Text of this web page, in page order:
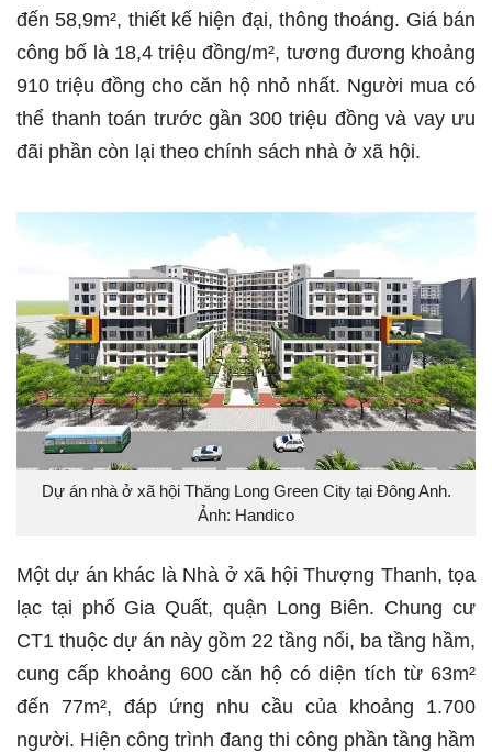
đến 58,9m², thiết kế hiện đại, thông thoáng. Giá bán
công bố là 18,4 triệu đồng/m², tương đương khoảng
910 triệu đồng cho căn hộ nhỏ nhất. Người mua có
thể thanh toán trước gần 300 triệu đồng và vay ưu
đãi phần còn lại theo chính sách nhà ở xã hội.
Dự án nhà ở xã hội Thăng Long Green City tại Đông Anh.
Ảnh: Handico
Một dự án khác là Nhà ở xã hội Thượng Thanh, tọa
lạc tại phố Gia Quất, quận Long Biên. Chung cư
CT1 thuộc dự án này gồm 22 tầng nổi, ba tầng hầm,
cung cấp khoảng 600 căn hộ có diện tích từ 63m²
đến 77m², đáp ứng nhu cầu của khoảng 1.700
người. Hiện công trình đang thi công phần tầng hầm